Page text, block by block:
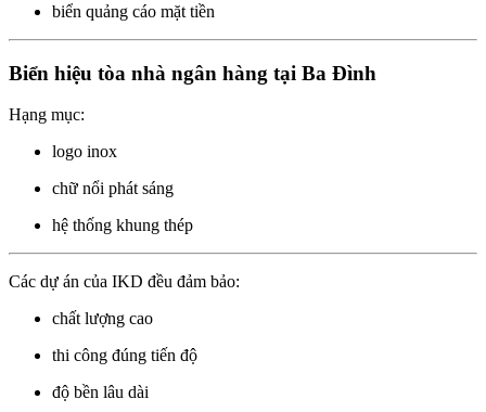
biển quảng cáo mặt tiền
Biển hiệu tòa nhà ngân hàng tại Ba Đình
Hạng mục:
logo inox
chữ nổi phát sáng
hệ thống khung thép
Các dự án của IKD đều đảm bảo:
chất lượng cao
thi công đúng tiến độ
độ bền lâu dài